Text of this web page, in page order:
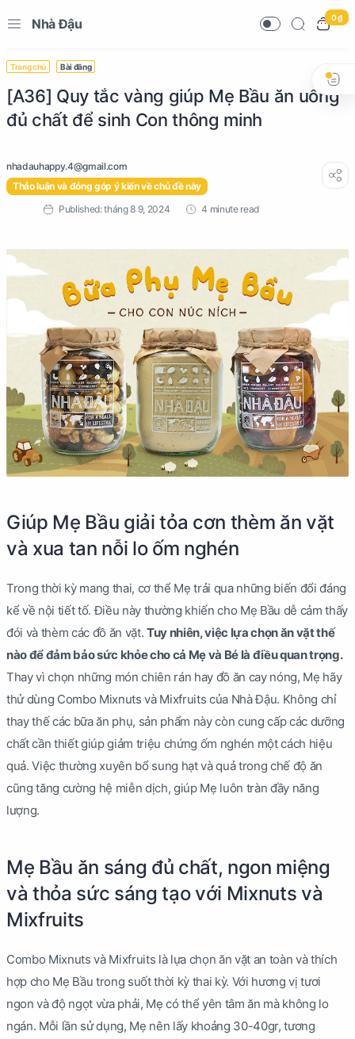
Nhà Đậu 0 ₫
Trang chủ Bài đăng
[A36] Quy tắc vàng giúp Mẹ Bầu ăn uống
đủ chất để sinh Con thông minh
Thảo luận và đóng góp ý kiến về chủ đề này
4 minute read
Giúp Mẹ Bầu giải tỏa cơn thèm ăn vặt
và xua tan nỗi lo ốm nghén
Trong thời kỳ mang thai, cơ thể Mẹ trải qua những biến đổi đáng
kể về nội tiết tố. Điều này thường khiến cho Mẹ Bầu dễ cảm thấy
đói và thèm các đồ ăn vặt. Tuy nhiên, việc lựa chọn ăn vặt thế
nào để đảm bảo sức khỏe cho cả Mẹ và Bé là điều quan trọng.
Thay vì chọn những món chiên rán hay đồ ăn cay nóng, Mẹ hãy
thử dùng Combo Mixnuts và Mixfruits của Nhà Đậu. Không chỉ
thay thế các bữa ăn phụ, sản phẩm này còn cung cấp các dưỡng
chất cần thiết giúp giảm triệu chứng ốm nghén một cách hiệu
quả. Việc thường xuyên bổ sung hạt và quả trong chế độ ăn
cũng tăng cường hệ miễn dịch, giúp Mẹ luôn tràn đầy năng
lượng.
Mẹ Bầu ăn sáng đủ chất, ngon miệng
và thỏa sức sáng tạo với Mixnuts và
Mixfruits
Combo Mixnuts và Mixfruits là lựa chọn ăn vặt an toàn và thích
hợp cho Mẹ Bầu trong suốt thời kỳ thai kỳ. Với hương vị tươi
ngon và độ ngọt vừa phải, Mẹ có thể yên tâm ăn mà không lo
ngán. Mỗi lần sử dụng, Mẹ nên lấy khoảng 30-40gr, tương